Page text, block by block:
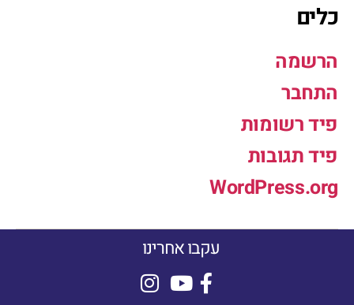
כלים
הרשמה
התחבר
פיד רשומות
פיד תגובות
WordPress.org
עקבו אחרינו